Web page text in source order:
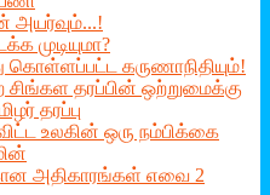
அயர்வும்...!
முடியுமா?
கொள்ளப்பட்ட கருணாநிதியும்!
தரப்பின் ஒற்றுமைக்கு
தரப்பு
உலகின் ஒரு நம்பிக்கை
அதிகாரங்கள் எவை 2